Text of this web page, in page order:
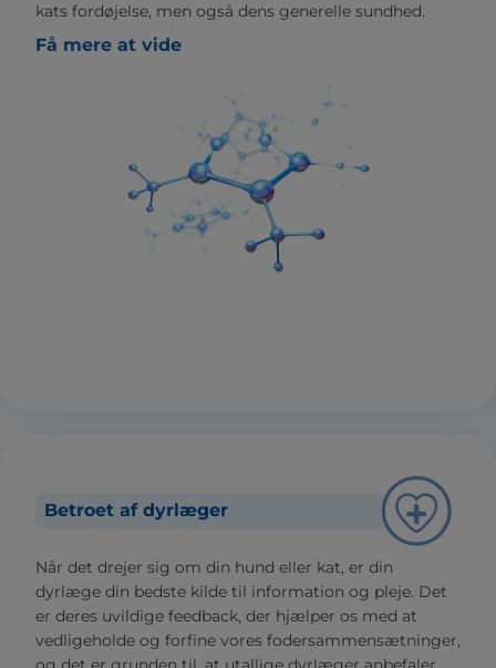
kats fordøjelse, men også dens generelle sundhed.
Få mere at vide
Betroet af dyrlæger
Når det drejer sig om din hund eller kat, er din
dyrlæge din bedste kilde til information og pleje. Det
er deres uvildige feedback, der hjælper os med at
vedligeholde og forfine vores fodersammensætninger,